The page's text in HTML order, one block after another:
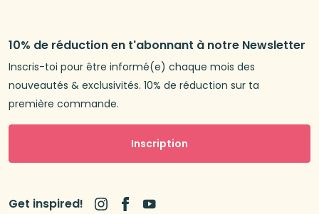
10% de réduction en t'abonnant à notre Newsletter
Inscris-toi pour être informé(e) chaque mois des
nouveautés & exclusivités. 10% de réduction sur ta
première commande.
Inscription
Get inspired!